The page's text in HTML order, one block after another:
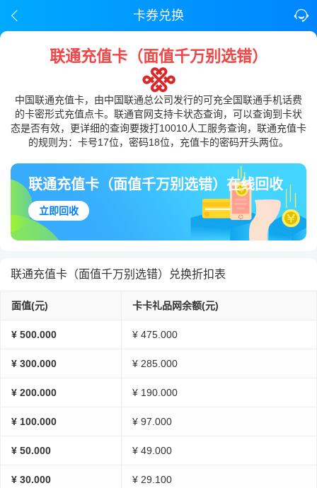
卡券兑换
联通充值卡（面值千万别选错）
中国联通充值卡，由中国联通总公司发行的可充全国联通手机话费
的卡密形式充值点卡。联通官网支持卡状态查询，可以查询到卡状
态是否有效，更详细的查询要拨打10010人工服务查询，联通充值卡
的规则为：卡号17位，密码18位，充值卡的密码开头两位。
联通充值卡（面值千万别选错）在线回收
立即回收
联通充值卡（面值千万别选错）兑换折扣表
面值(元) 卡卡礼品网余额(元)
¥ 500.000 ¥ 475.000
¥ 300.000 ¥ 285.000
¥ 200.000 ¥ 190.000
¥ 100.000 ¥ 97.000
¥ 50.000 ¥ 49.000
¥ 30.000 ¥ 29.100